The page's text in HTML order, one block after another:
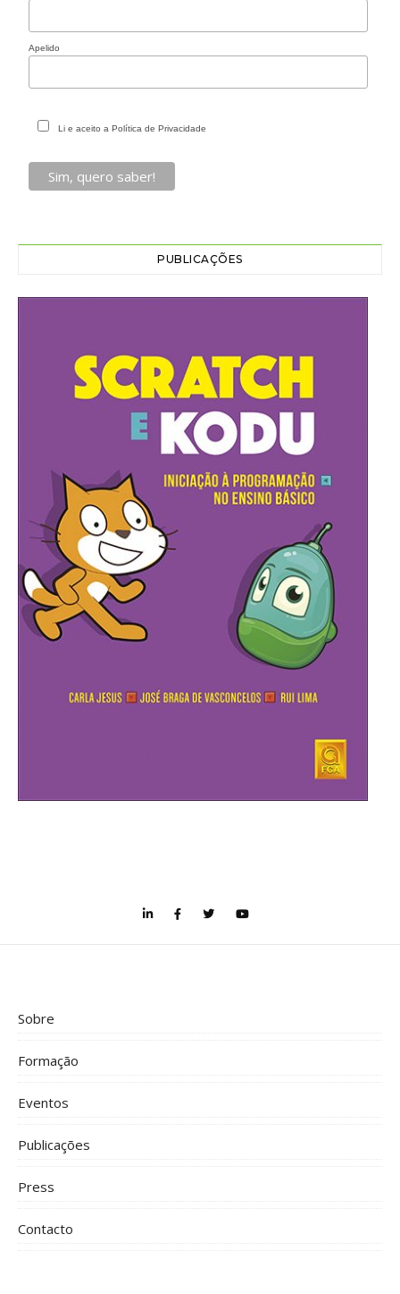
Apelido
Li e aceito a Política de Privacidade
PUBLICAÇÕES
Sobre
Formação
Eventos
Publicações
Press
Contacto